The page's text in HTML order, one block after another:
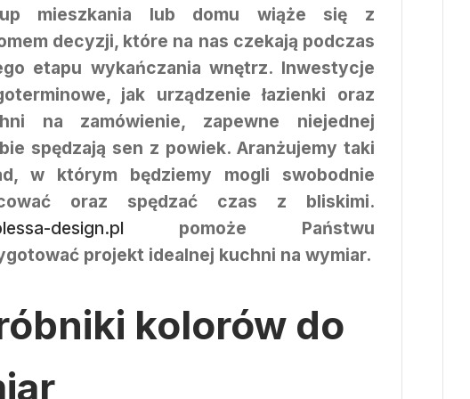
mieszkania lub domu wiąże się z
decyzji, które na nas czekają podczas
etapu wykańczania wnętrz. Inwestycje
jak urządzenie łazienki oraz
na zamówienie, zapewne niejednej
spędzają sen z powiek. Aranżujemy taki
w którym będziemy mogli swobodnie
oraz spędzać czas z bliskimi.
design.pl pomoże Państwu
projekt idealnej kuchni na wymiar.
kolorów do